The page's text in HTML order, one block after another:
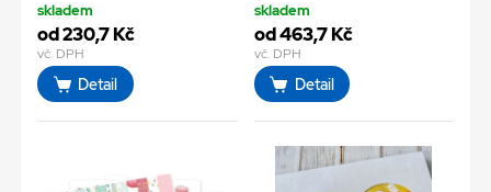
skladem
od 230,7 Kč
vč. DPH
Detail
skladem
od 463,7 Kč
vč. DPH
Detail